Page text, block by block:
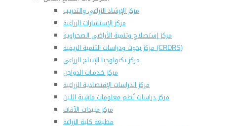
مركز الإرشاد الزراعي والتدريب
مركز الإستشارات الزراعية
مركز إستصلاح وتنمية الأراضى الصحراوية
مركز بحوث ودراسات التنمية الريفية (CRDRS)
مركز تكنولوجيا الإنتاج الزراعي
مركز خـدمـات الدواجن
مركز الدراسات الإقتصادية الزراعية
مركز دراسات نُظم معلومات ماشية اللبن
مركز مبيدات الآفات
مطبعة كلية الزراعة